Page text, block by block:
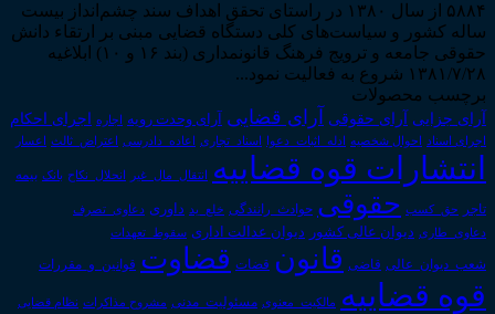
۵۸۸۴ از سال ۱۳۸۰ در راستای تحقق اهداف سند چشم‌انداز بیست
ساله کشور و سیاست‌های کلی دستگاه قضایی مبنی بر ارتقاء دانش
حقوقی جامعه و ترویج فرهنگ قانونمداری (بند ۱۶ و ۱۰) ابلاغیه
۱۳۸۱/۷/۲۸ شروع به فعالیت نمود...
برچسب محصولات
آرای جزایی آرای حقوقی آرای قضایی آرای وحدت رویه اجاره اجرای احکام
اجرای اسناد احوال شخصیه ادله_اثبات_دعوا اسناد_تجاری اعاده_دادرسی اعتراض_ثالث اعسار
انتشارات قوه قضاییه انتقال_مال_غیر انحلال_نکاح بانک بیمه
تاجر حق_کسب حقوقی حوادث_رانندگی خلع_ید داوری دعاوی_تصرف
دعاوی_طاری دیوان عالی کشور دیوان عدالت اداری سقوط_تعهدات
شعب_دیوان_عالی قاضی قانون قضات قضاوت قوانین_و_مقررات
قوه قضاییه مالکیت_معنوی مسئولیت_مدنی مشروح مذاکرات نظام قضایی